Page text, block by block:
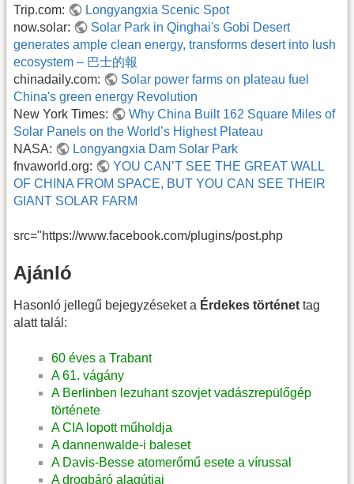
Trip.com:
Longyangxia Scenic Spot
now.solar:
Solar Park in Qinghai's Gobi Desert
generates ample clean energy, transforms desert into lush
ecosystem – 巴士的報
chinadaily.com:
Solar power farms on plateau fuel
China's green energy Revolution
New York Times:
Why China Built 162 Square Miles of
Solar Panels on the World’s Highest Plateau
NASA:
Longyangxia Dam Solar Park
fnvaworld.org:
YOU CAN’T SEE THE GREAT WALL
OF CHINA FROM SPACE, BUT YOU CAN SEE THEIR
GIANT SOLAR FARM
src="https://www.facebook.com/plugins/post.php
Ajánló
Hasonló jellegű bejegyzéseket a Érdekes történet tag
alatt talál:
60 éves a Trabant
A 61. vágány
A Berlinben lezuhant szovjet vadászrepülőgép
története
A CIA lopott műholdja
A dannenwalde-i baleset
A Davis-Besse atomerőmű esete a vírussal
A drogbáró alagútjai